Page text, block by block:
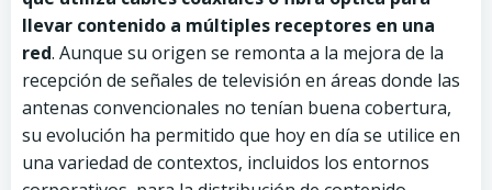
llevar contenido a múltiples receptores en una
red. Aunque su origen se remonta a la mejora de la
recepción de señales de televisión en áreas donde las
antenas convencionales no tenían buena cobertura,
su evolución ha permitido que hoy en día se utilice en
una variedad de contextos, incluidos los entornos